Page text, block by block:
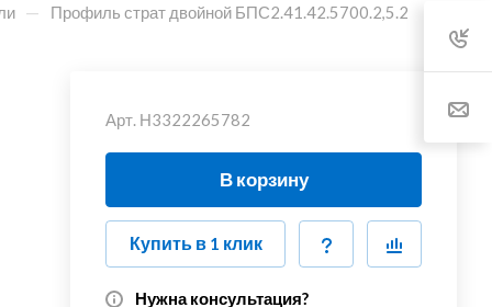
— Профиль страт двойной БПС2.41.42.5700.2,5.2
Арт. Н3322265782
В корзину
Купить в 1 клик
Нужна консультация?